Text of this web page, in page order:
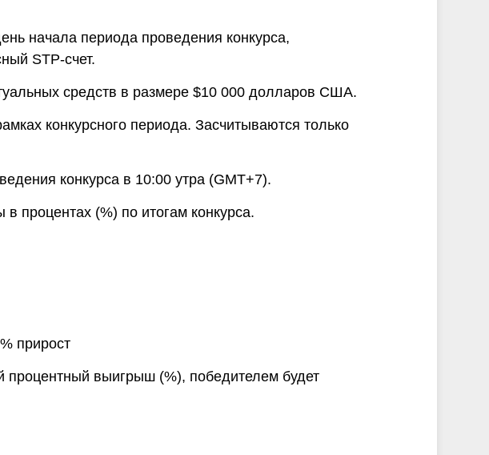
начала периода проведения конкурса,
STP-счет.
средств в размере $10 000 долларов США.
конкурсного периода. Засчитываются только
конкурса в 10:00 утра (GMT+7).
процентах (%) по итогам конкурса.
прирост
процентный выигрыш (%), победителем будет